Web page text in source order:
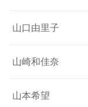
山口由里子
山崎和佳奈
山本希望